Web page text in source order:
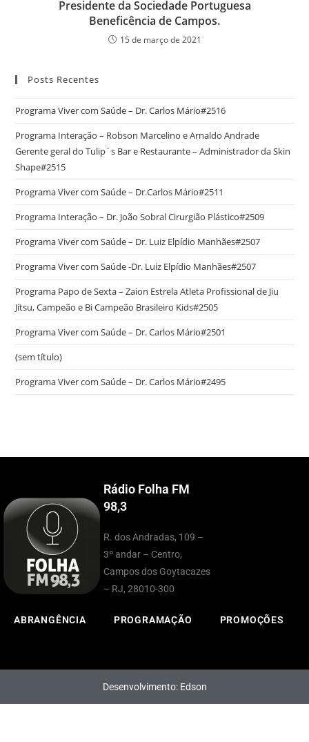
Presidente da Sociedade Portuguesa
Beneficência de Campos.
15 de março de 2021
Posts Recentes
Programa Viver com Saúde – Dr. Carlos Mário#2516
Programa Interação – Robson Marcelino e Arnaldo Andrade
Gerente geral do Tulip´s Bar e Restaurante – Administrador da Skin
Shape#2515
Programa Viver com Saúde – Dr.Carlos Mário#2511
Programa Interação – Dr. João Sobral Cirurgião Plástico#2509
Programa Viver com Saúde – Dr. Luiz Elpídio Manhães#2507
Programa Viver com Saúde -Dr. Luiz Elpídio Manhães#2507
Programa Papo de Sexta – Zaion Estrela Atleta Profissional de Jiu
Jítsu, Campeão e Bi Campeão Brasileiro Kids#2505
Programa Viver com Saúde – Dr. Carlos Mário#2501
(sem título)
Programa Viver com Saúde – Dr. Carlos Mário#2495
Rádio Folha FM
98,3
R. dos Andradas, 109 –
3º andar – Centro,
Campos dos Goytacazes
– RJ, 28010-300
ABRANGÊNCIA PROGRAMAÇÃO PROMOÇÕES
Desenvolvimento: Edson